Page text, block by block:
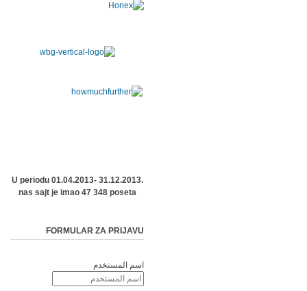
U periodu 01.04.2013- 31.12.2013.
nas sajt je imao 47 348 poseta
FORMULAR ZA PRIJAVU
اسم المستخدم